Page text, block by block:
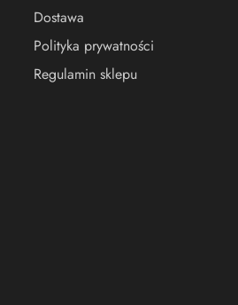
Dostawa
Polityka prywatności
Regulamin sklepu